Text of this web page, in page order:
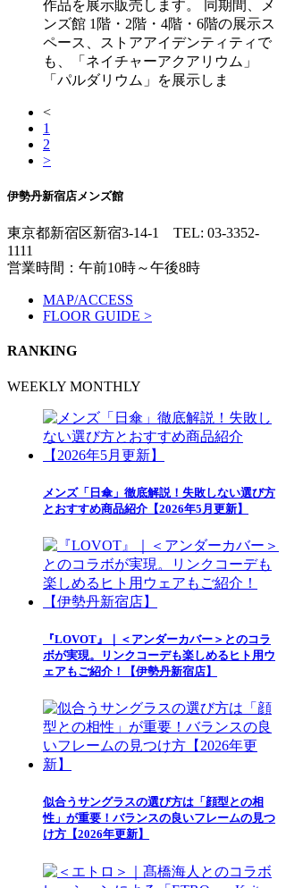
作品を展示販売します。 同期間、メ
ンズ館 1階・2階・4階・6階の展示ス
ペース、ストアアイデンティティで
も、「ネイチャーアクアリウム」
「パルダリウム」を展示しま
<
1
2
>
伊勢丹新宿店メンズ館
東京都新宿区新宿3-14-1 TEL: 03-3352-
1111
営業時間：午前10時～午後8時
MAP/ACCESS
FLOOR GUIDE >
RANKING
WEEKLY MONTHLY
メンズ「日傘」徹底解説！失敗しない選び方
とおすすめ商品紹介【2026年5月更新】
『LOVOT』｜＜アンダーカバー＞とのコラ
ボが実現。リンクコーデも楽しめるヒト用ウ
ェアもご紹介！【伊勢丹新宿店】
似合うサングラスの選び方は「顔型との相
性」が重要！バランスの良いフレームの見つ
け方【2026年更新】